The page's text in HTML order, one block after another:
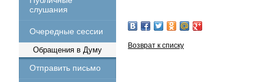
слушания
Очередные сессии
Обращения в Думу
Отправить письмо
Возврат к списку